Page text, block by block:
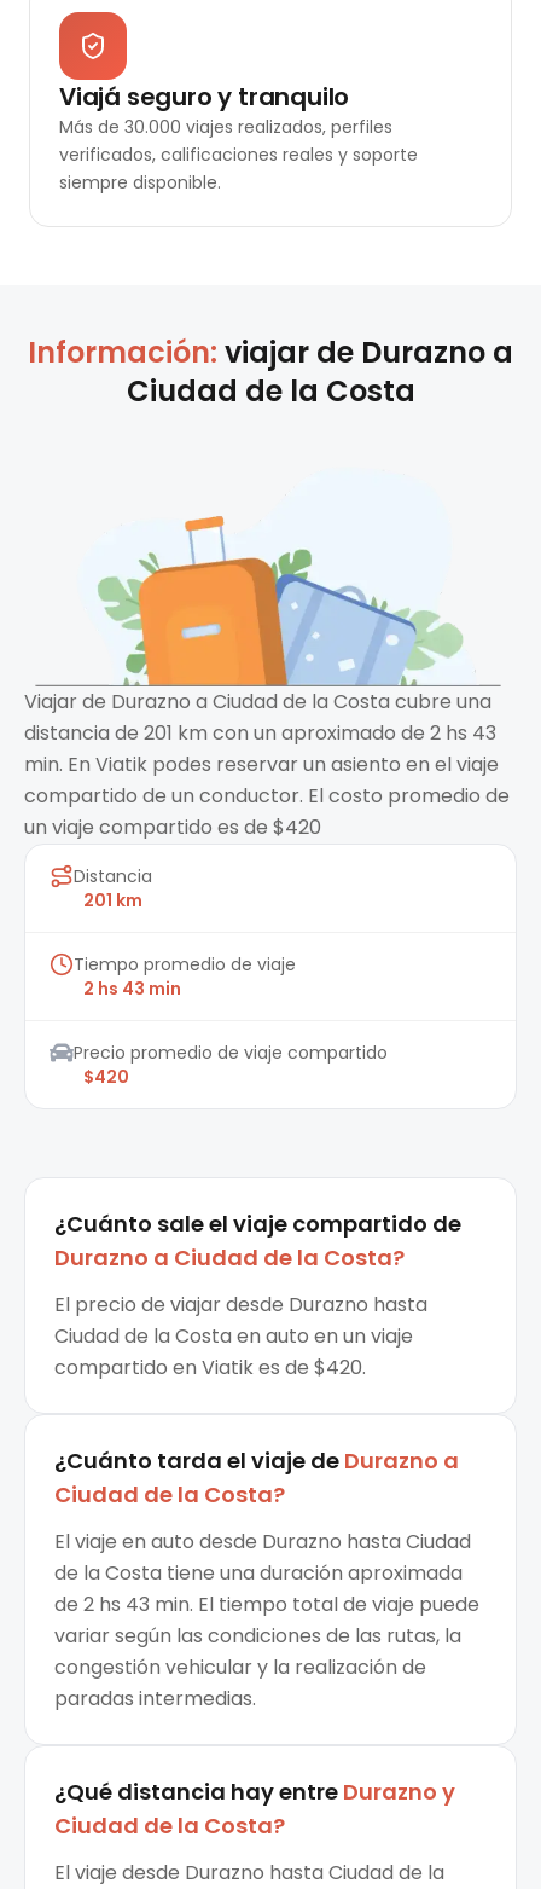
Viajá seguro y tranquilo
Más de 30.000 viajes realizados, perfiles
verificados, calificaciones reales y soporte
siempre disponible.
Información: viajar de Durazno a
Ciudad de la Costa
Viajar de Durazno a Ciudad de la Costa cubre una
distancia de 201 km con un aproximado de 2 hs 43
min. En Viatik podes reservar un asiento en el viaje
compartido de un conductor. El costo promedio de
un viaje compartido es de $420
Distancia
201 km
Tiempo promedio de viaje
2 hs 43 min
Precio promedio de viaje compartido
$420
¿Cuánto sale el viaje compartido de
Durazno a Ciudad de la Costa?
El precio de viajar desde Durazno hasta
Ciudad de la Costa en auto en un viaje
compartido en Viatik es de $420.
¿Cuánto tarda el viaje de Durazno a
Ciudad de la Costa?
El viaje en auto desde Durazno hasta Ciudad
de la Costa tiene una duración aproximada
de 2 hs 43 min. El tiempo total de viaje puede
variar según las condiciones de las rutas, la
congestión vehicular y la realización de
paradas intermedias.
¿Qué distancia hay entre Durazno y
Ciudad de la Costa?
El viaje desde Durazno hasta Ciudad de la